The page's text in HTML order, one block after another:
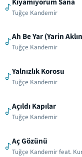
Tuğçe Kandemir
Ah Be Yar (Yarin
Tuğçe Kandemir
Yalnızlık Korosu
Tuğçe Kandemir
Açıldı Kapılar
Tuğçe Kandemir
Aç Gözünü
Tuğçe Kandemir feat.